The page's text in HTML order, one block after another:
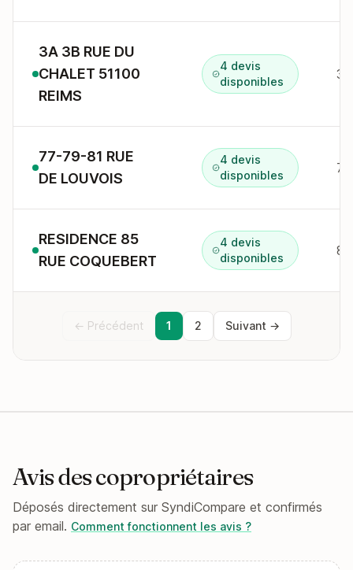
3A 3B RUE DU
CHALET 51100
REIMS
4 devis
disponibles
77-79-81 RUE
DE LOUVOIS
4 devis
disponibles
RESIDENCE 85
RUE COQUEBERT
4 devis
disponibles
← Précédent 1 2 Suivant →
Avis des copropriétaires
Déposés directement sur SyndiCompare et confirmés
par email. Comment fonctionnent les avis ?